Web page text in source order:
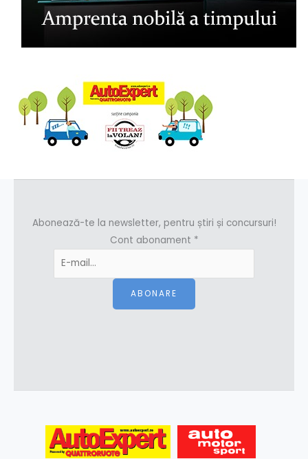
Abonează-te la newsletter, pentru știri și concursuri!
Cont abonament *
ABONARE